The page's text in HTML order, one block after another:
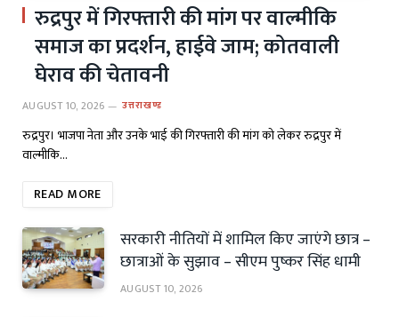
रुद्रपुर में गिरफ्तारी की मांग पर वाल्मीकि
समाज का प्रदर्शन, हाईवे जाम; कोतवाली
घेराव की चेतावनी
AUGUST 10, 2026 उत्तराखण्ड
रुद्रपुर। भाजपा नेता और उनके भाई की गिरफ्तारी की मांग को लेकर रुद्रपुर में
वाल्मीकि…
READ MORE
सरकारी नीतियों में शामिल किए जाएंगे छात्र –
छात्राओं के सुझाव – सीएम पुष्कर सिंह धामी
AUGUST 10, 2026